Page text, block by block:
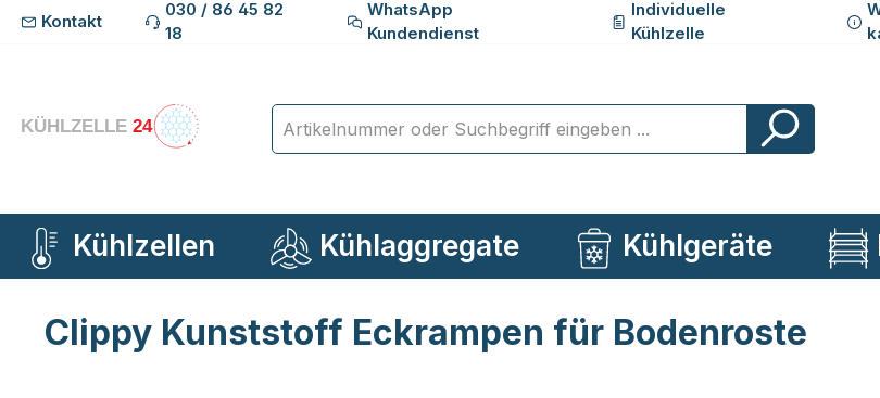
Hauptinhalt springen
Zur Suche springen
Zur Hauptnavigation springen
Kontakt
030 / 86 45 82
18
WhatsApp
Kundendienst
Individuelle
Kühlzelle
Kühlzellen Kühlaggregate Kühlgeräte
Clippy Kunststoff Eckrampen für Bodenroste